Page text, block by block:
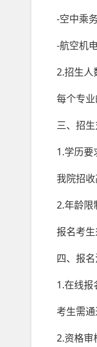
-空中乘
-航空机
2.招生人
每个专
三、招
1.学历要
我院招
2.年龄限
报名考
四、报
1.在线报
考生需
2.资格审